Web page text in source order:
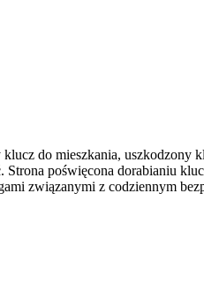
do mieszkania, uszkodzony
poświęcona dorabianiu
związanymi z codziennym